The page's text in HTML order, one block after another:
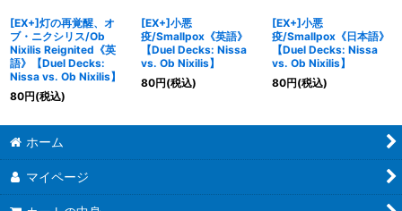
[EX+]灯の再覚醒、オ
ブ・ニクシリス/Ob
Nixilis Reignited《英
語》【Duel Decks:
Nissa vs. Ob Nixilis】
80円(税込)
[EX+]小悪
疫/Smallpox《英語》
【Duel Decks: Nissa
vs. Ob Nixilis】
80円(税込)
[EX+]小悪
疫/Smallpox《日本語》
【Duel Decks: Nissa
vs. Ob Nixilis】
80円(税込)
ホーム
マイページ